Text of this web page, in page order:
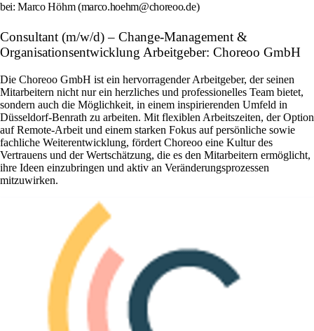
bei: Marco Höhm (marco.hoehm@choreoo.de)
Consultant (m/w/d) – Change-Management &
Organisationsentwicklung Arbeitgeber: Choreoo GmbH
Die Choreoo GmbH ist ein hervorragender Arbeitgeber, der seinen
Mitarbeitern nicht nur ein herzliches und professionelles Team bietet,
sondern auch die Möglichkeit, in einem inspirierenden Umfeld in
Düsseldorf-Benrath zu arbeiten. Mit flexiblen Arbeitszeiten, der Option
auf Remote-Arbeit und einem starken Fokus auf persönliche sowie
fachliche Weiterentwicklung, fördert Choreoo eine Kultur des
Vertrauens und der Wertschätzung, die es den Mitarbeitern ermöglicht,
ihre Ideen einzubringen und aktiv an Veränderungsprozessen
mitzuwirken.